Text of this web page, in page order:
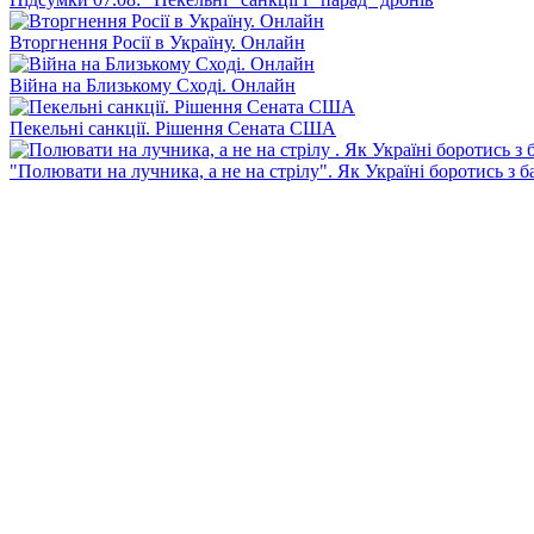
Вторгнення Росії в Україну. Онлайн
Війна на Близькому Сході. Онлайн
Пекельні санкції. Рішення Сената США
"Полювати на лучника, а не на стрілу". Як Україні боротись з